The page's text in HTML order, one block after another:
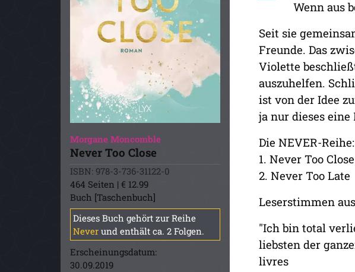
Morgane Moncomble
Never Too Close
ISBN: 978-3-736-31122-0
464 Seiten | € 12.99
Buch [Taschenbuch]
Dieses Buch gehört zur Reihe
Never und enthält ca. 2 Folgen.
Erscheinungsdatum:
30.09.2019
Wenn aus
Seit sie
Freunde. Das
Violette
auszuhelfen.
ist von der Idee
ja nur dieses eine
Die NEVER-Reihe:
1. Never Too Close
2. Never Too Late
Leserstimmen
"Ich bin total
liebsten der
livres